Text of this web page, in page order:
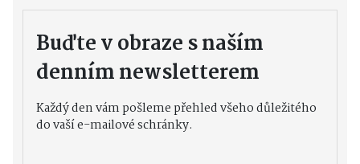
Buďte v obraze s naším
denním newsletterem
Každý den vám pošleme přehled všeho důležitého
do vaší e-mailové schránky.